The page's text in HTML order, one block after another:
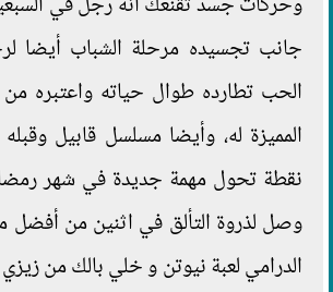
جانب تجسيده مرحلة الشباب أيضا
الحب تطارده طوال حياته واعتبره من
المميزة له، وأيضا مسلسل قابيل
نقطة تحول مهمة جديدة في شهر
وصل لذروة التألق في اثنين من أفضل
الدرامي لعبة نيوتن و خلي بالك من